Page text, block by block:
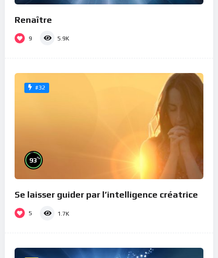
Renaître
9 5.9K
#32
93%
Se laisser guider par l’intelligence créatrice
5 1.7K